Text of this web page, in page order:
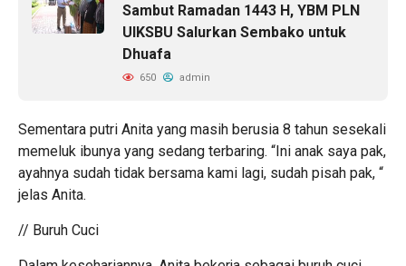
Sambut Ramadan 1443 H, YBM PLN
UIKSBU Salurkan Sembako untuk
Dhuafa
650 admin
Sementara putri Anita yang masih berusia 8 tahun sesekali
memeluk ibunya yang sedang terbaring. “Ini anak saya pak,
ayahnya sudah tidak bersama kami lagi, sudah pisah pak, “
jelas Anita.
// Buruh Cuci